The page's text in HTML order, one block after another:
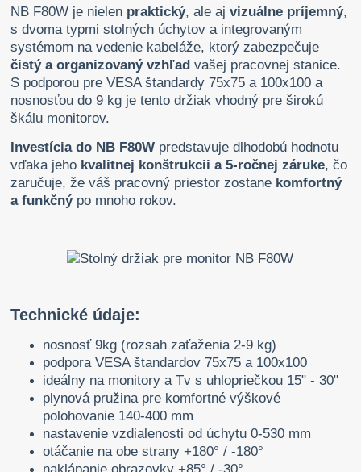
NB F80W je nielen praktický, ale ajvizuálne príjemný,
s dvoma typmi stolných úchytov a integrovaným
systémom na vedenie kabeláže, ktorý zabezpečuje
čistý a organizovaný vzhľad vašej pracovnej stanice.
S podporou pre VESA štandardy 75x75 a 100x100 a
nosnosťou do 9 kg je tento držiak vhodný pre širokú
škálu monitorov.
Investícia do NB F80W predstavuje dlhodobú hodnotu
vďaka jeho kvalitnej konštrukcii a 5-ročnej záruke, čo
zaručuje, že váš pracovný priestor zostane komfortný
a funkčnýpo mnoho rokov.
Technické údaje:
nosnosť 9kg (rozsah zaťaženia 2-9 kg)
podpora VESA štandardov 75x75 a 100x100
ideálny na monitory a Tv s uhlopriečkou 15" - 30"
plynová pružina pre komfortné výškové
polohovanie 140-400 mm
nastavenie vzdialenosti od úchytu 0-530 mm
otáčanie na obe strany +180° / -180°